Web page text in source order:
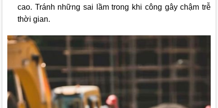
cao. Tránh những sai lầm trong khi công gây chậm trễ
thời gian.